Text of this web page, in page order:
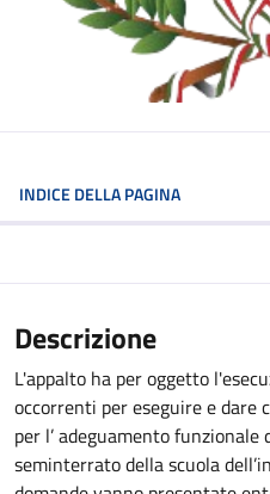
INDICE DELLA PAGINA
Descrizione
L'appalto ha per oggetto
occorrenti per eseguire e
per l’ adeguamento
seminterrato della scuola